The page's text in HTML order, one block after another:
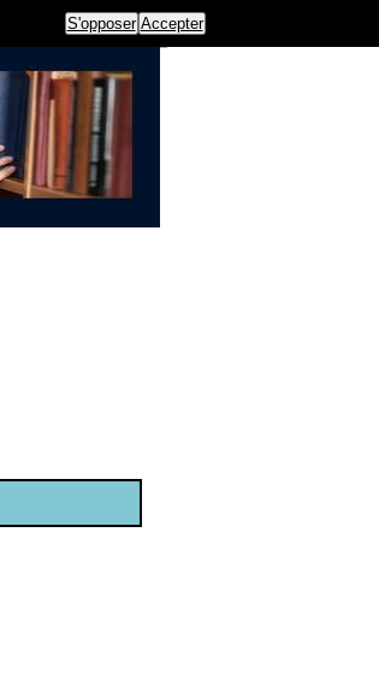
S'opposer Accepter